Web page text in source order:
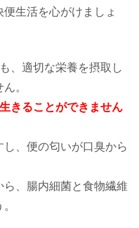
便生活を心がけましょ
、適切な栄養を摂取し
。
きることができません
、便の匂いが口臭から
、腸内細菌と食物繊維